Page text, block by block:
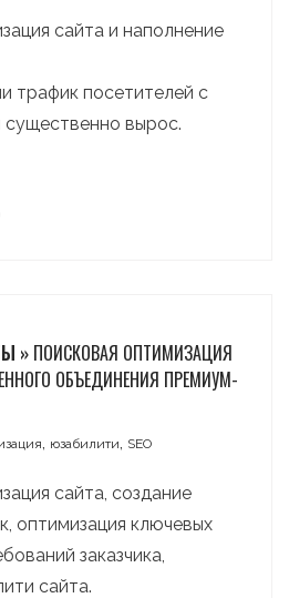
сайта и наполнение
трафик посетителей с
вырос.
» ПОИСКОВАЯ ОПТИМИЗАЦИЯ
ОБЪЕДИНЕНИЯ ПРЕМИУМ-
, юзабилити, SEO
сайта, создание
оптимизация ключевых
заказчика,
сайта.